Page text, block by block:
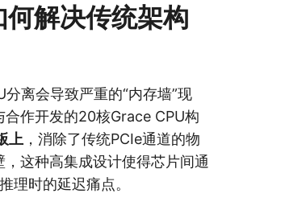
解决传统架构
离会导致严重的“内存墙”现
作开发的20核Grace CPU构
上 ，消除了传统PCIe通道的物
这种高集成设计使得芯片间通
理时的延迟痛点。